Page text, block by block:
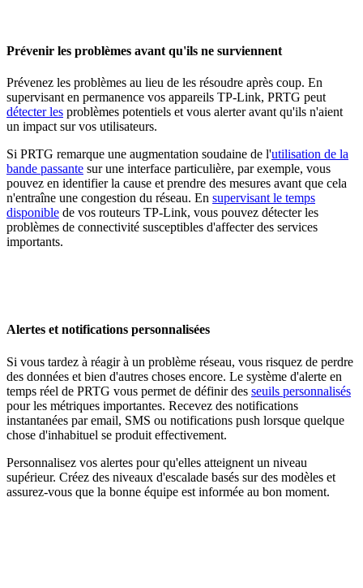
Prévenir les problèmes avant qu'ils ne surviennent
Prévenez les problèmes au lieu de les résoudre après coup. En
supervisant en permanence vos appareils TP-Link, PRTG peut
détecter les problèmes potentiels et vous alerter avant qu'ils n'aient
un impact sur vos utilisateurs.
Si PRTG remarque une augmentation soudaine de l'utilisation de la
bande passante sur une interface particulière, par exemple, vous
pouvez en identifier la cause et prendre des mesures avant que cela
n'entraîne une congestion du réseau. En supervisant le temps
disponible de vos routeurs TP-Link, vous pouvez détecter les
problèmes de connectivité susceptibles d'affecter des services
importants.
Alertes et notifications personnalisées
Si vous tardez à réagir à un problème réseau, vous risquez de perdre
des données et bien d'autres choses encore. Le système d'alerte en
temps réel de PRTG vous permet de définir des seuils personnalisés
pour les métriques importantes. Recevez des notifications
instantanées par email, SMS ou notifications push lorsque quelque
chose d'inhabituel se produit effectivement.
Personnalisez vos alertes pour qu'elles atteignent un niveau
supérieur. Créez des niveaux d'escalade basés sur des modèles et
assurez-vous que la bonne équipe est informée au bon moment.